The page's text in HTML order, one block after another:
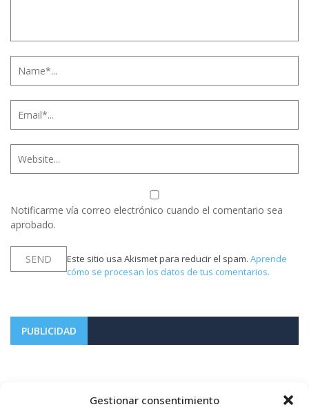
Gestionar consentimiento
Notificarme vía correo electrónico cuando el comentario sea
aprobado.
Este sitio usa Akismet para reducir el spam. Aprende
cómo se procesan los datos de tus comentarios.
PUBLICIDAD